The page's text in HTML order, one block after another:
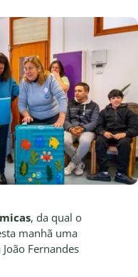
, da qual o
manhã uma
Fernandes